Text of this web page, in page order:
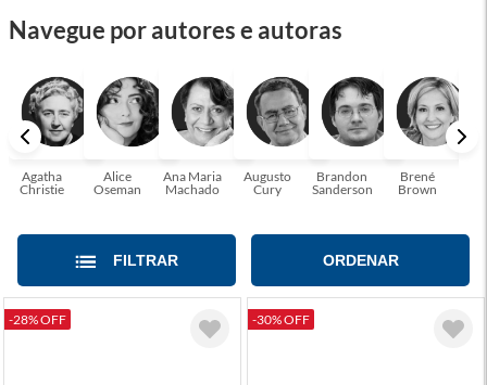
e tenha a oportunidade de alcançar o seu crescimento
passe um tempo no mundo da imaginação! A leitura
transforma vidas e estamos aqui para ajudar a transformar a
sua! Tenha certeza, temos o livro perfeito para você!
Navegue por autores e autoras
Agatha
Christie
Alice
Oseman
Ana Maria
Machado
Augusto
Cury
Brandon
Sanderson
Brené
Brown
FILTRAR ORDENAR
-28% OFF -30% OFF